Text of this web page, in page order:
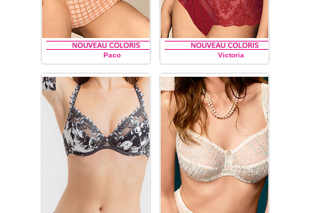
Paco
LOUISA BRACQ
Victoria
LOUISA BRACQ